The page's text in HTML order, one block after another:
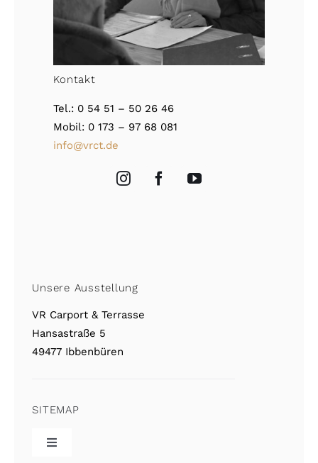
Kontakt
Tel.: 0 54 51 – 50 26 46
Mobil: 0 173 – 97 68 081
info@vrct.de
Unsere Ausstellung
VR Carport & Terrasse
Hansastraße 5
49477 Ibbenbüren
SITEMAP
Toggle